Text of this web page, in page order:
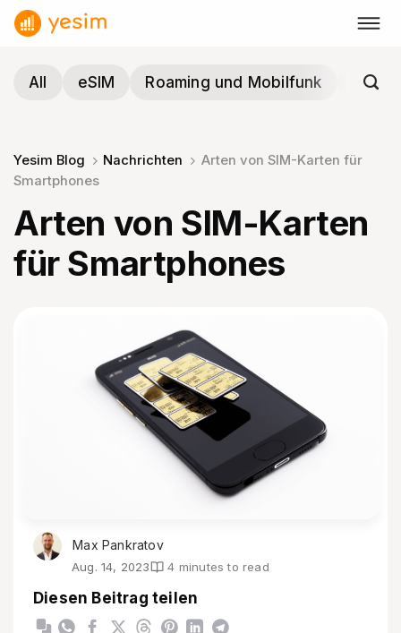
Zum
Inhalt
All
eSIM Roaming und Mobilfunk
Yesim Blog Nachrichten
Arten von SIM-Karten für
Smartphones
Arten von SIM-Karten
für Smartphones
Max Pankratov
Aug. 14, 2023 4 minutes to read
Diesen Beitrag teilen